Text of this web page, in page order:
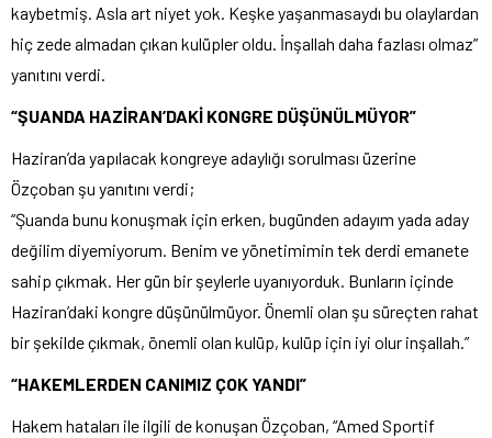
kaybetmiş. Asla art niyet yok. Keşke yaşanmasaydı bu olaylardan
hiç zede almadan çıkan kulüpler oldu. İnşallah daha fazlası olmaz”
yanıtını verdi.
“ŞUANDA HAZİRAN’DAKİ KONGRE DÜŞÜNÜLMÜYOR”
Haziran’da yapılacak kongreye adaylığı sorulması üzerine
Özçoban şu yanıtını verdi;
“Şuanda bunu konuşmak için erken, bugünden adayım yada aday
değilim diyemiyorum. Benim ve yönetimimin tek derdi emanete
sahip çıkmak. Her gün bir şeylerle uyanıyorduk. Bunların içinde
Haziran’daki kongre düşünülmüyor. Önemli olan şu süreçten rahat
bir şekilde çıkmak, önemli olan kulüp, kulüp için iyi olur inşallah.”
“HAKEMLERDEN CANIMIZ ÇOK YANDI”
Hakem hataları ile ilgili de konuşan Özçoban, “Amed Sportif